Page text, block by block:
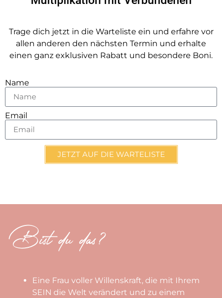
Trage dich jetzt in die Warteliste ein und erfahre vor
allen anderen den nächsten Termin und erhalte
einen ganz exklusiven Rabatt und besondere Boni.
Name
Email
JETZT AUF DIE WARTELISTE
Bist du das?
Eine Frau voller Willenskraft, die mit Ihrem
SEIN die Welt verändert und zu einem